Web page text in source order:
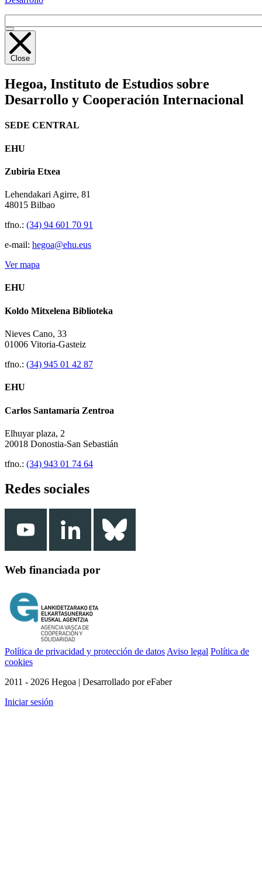
Close
Hegoa, Instituto de Estudios sobre
Desarrollo y Cooperación Internacional
SEDE CENTRAL
EHU
Zubiria Etxea
Lehendakari Agirre, 81
48015 Bilbao
tfno.: (34) 94 601 70 91
e-mail: hegoa@ehu.eus
Ver mapa
EHU
Koldo Mitxelena Biblioteka
Nieves Cano, 33
01006 Vitoria-Gasteiz
tfno.: (34) 945 01 42 87
EHU
Carlos Santamaría Zentroa
Elhuyar plaza, 2
20018 Donostia-San Sebastián
tfno.: (34) 943 01 74 64
Redes sociales
Web financiada por
Política de privacidad y protección de datos Aviso legal Política de
cookies
2011 - 2026 Hegoa | Desarrollado por eFaber
Iniciar sesión